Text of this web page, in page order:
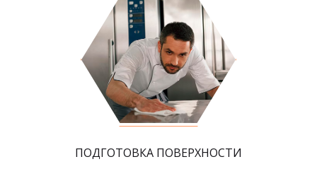
ПОДГОТОВКА ПОВЕРХНОСТИ